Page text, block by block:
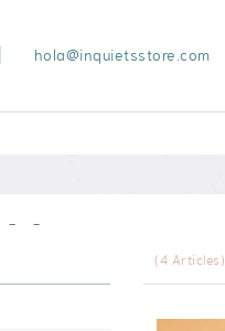
hola@inquietsstore.com
VOIR TOUT
(4 Articles)